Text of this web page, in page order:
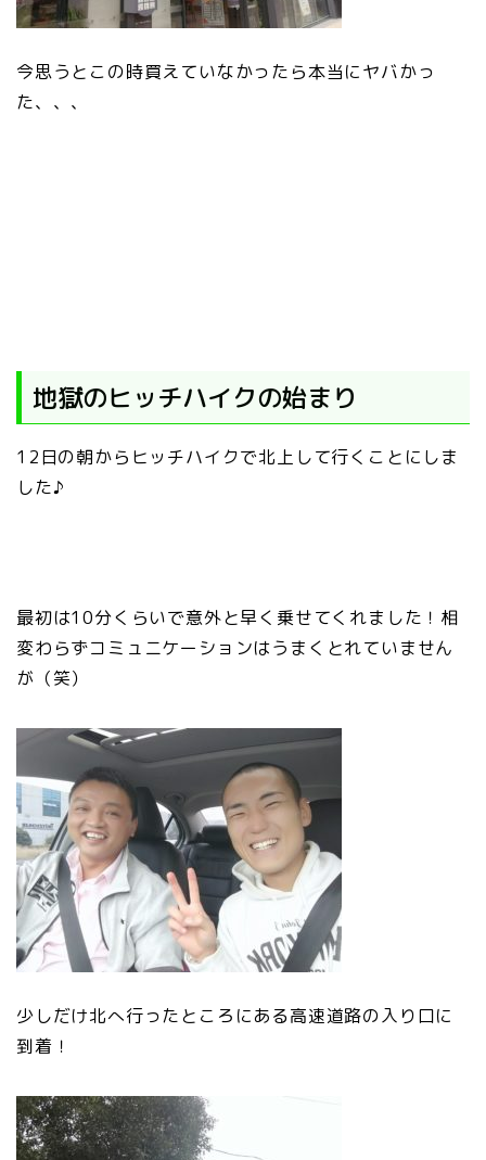
今思うとこの時買えていなかったら本当にヤバかっ
た、、、
地獄のヒッチハイクの始まり
12日の朝からヒッチハイクで北上して行くことにしま
した♪
最初は10分くらいで意外と早く乗せてくれました！相
変わらずコミュニケーションはうまくとれていません
が（笑）
少しだけ北へ行ったところにある高速道路の入り口に
到着！